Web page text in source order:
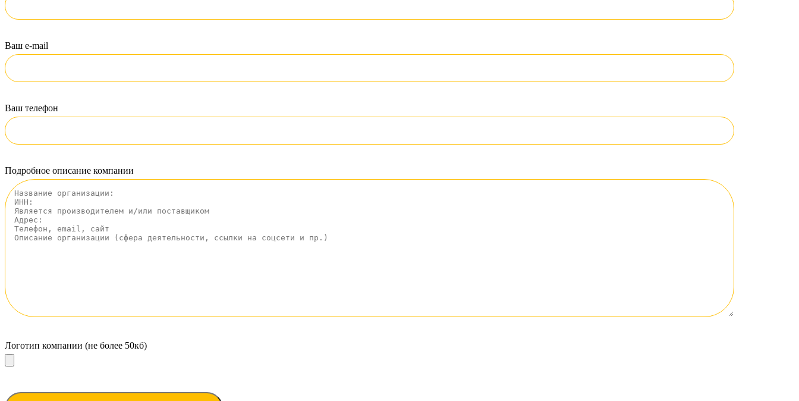
Ваш e-mail
Ваш телефон
Подробное описание компании
Логотип компании (не более 50кб)